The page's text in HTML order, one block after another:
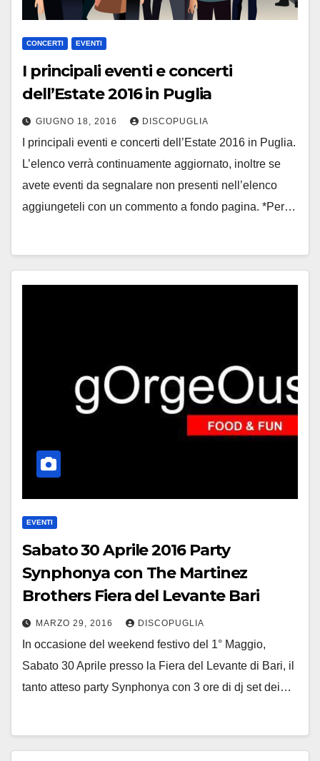
CONCERTI EVENTI
I principali eventi e concerti
dell’Estate 2016 in Puglia
GIUGNO 18, 2016 DISCOPUGLIA
I principali eventi e concerti dell’Estate 2016 in Puglia.
L’elenco verrà continuamente aggiornato, inoltre se
avete eventi da segnalare non presenti nell’elenco
aggiungeteli con un commento a fondo pagina. *Per…
EVENTI
Sabato 30 Aprile 2016 Party
Synphonya con The Martinez
Brothers Fiera del Levante Bari
MARZO 29, 2016 DISCOPUGLIA
In occasione del weekend festivo del 1° Maggio,
Sabato 30 Aprile presso la Fiera del Levante di Bari, il
tanto atteso party Synphonya con 3 ore di dj set dei…